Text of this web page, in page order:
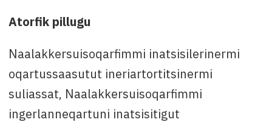
Atorfik pillugu
Naalakkersuisoqarfimmi inatsisilerinermi
oqartussaasutut ineriartortitsinermi
suliassat, Naalakkersuisoqarfimmi
ingerlanneqartuni inatsisitigut